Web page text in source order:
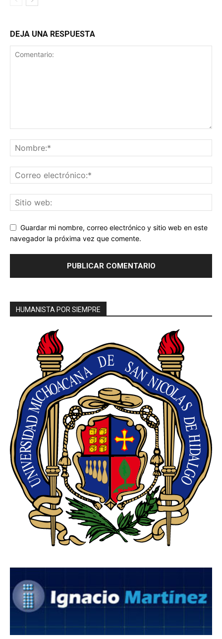
DEJA UNA RESPUESTA
Guardar mi nombre, correo electrónico y sitio web en este
navegador la próxima vez que comente.
HUMANISTA POR SIEMPRE